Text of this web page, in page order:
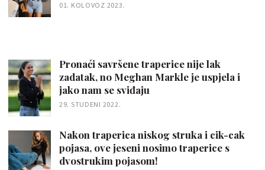
01. KOLOVOZ 2023.
Pronaći savršene traperice nije lak
zadatak, no Meghan Markle je uspjela i
jako nam se sviđaju
29. STUDENI 2022.
Nakon traperica niskog struka i cik-cak
pojasa, ove jeseni nosimo traperice s
dvostrukim pojasom!